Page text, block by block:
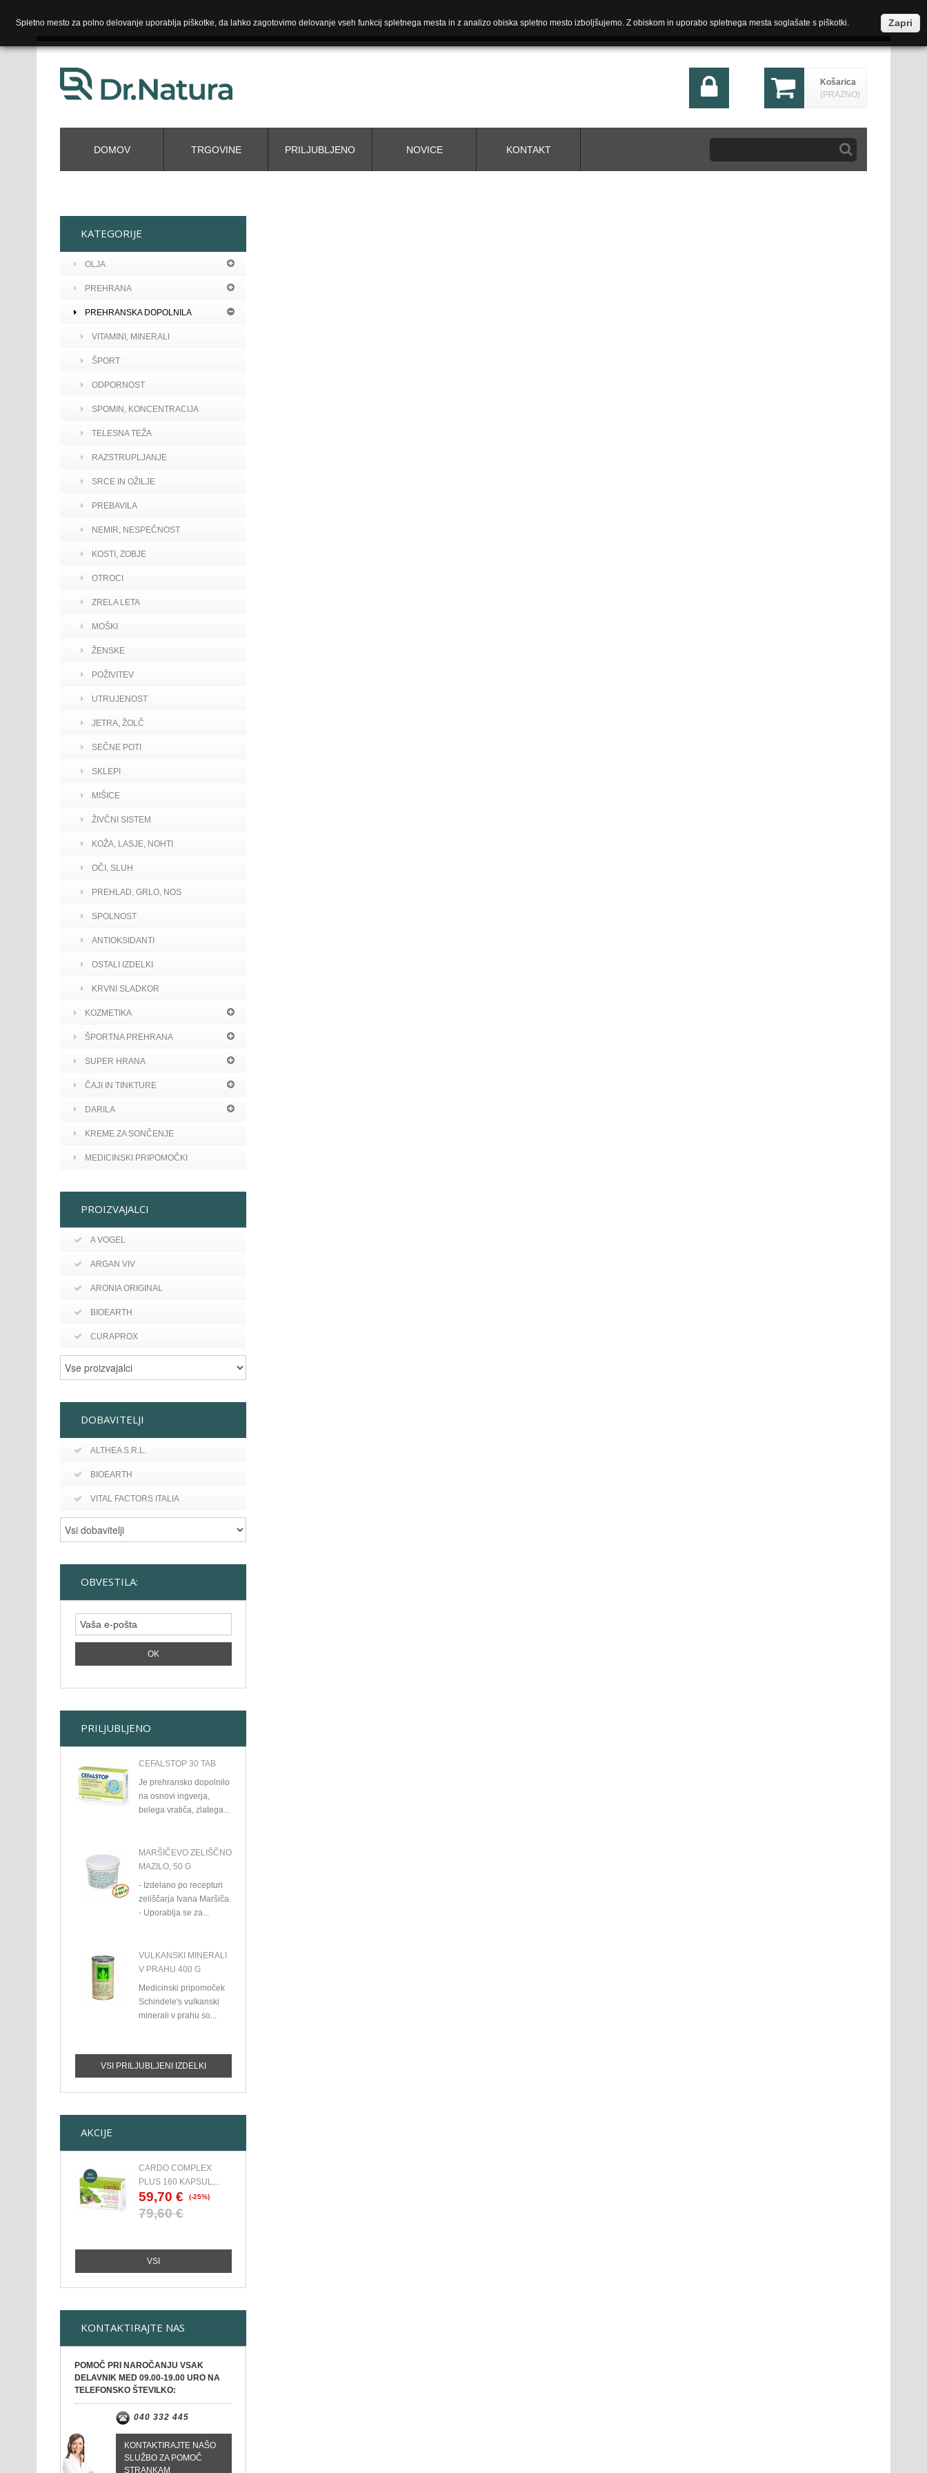
DOMOV TRGOVINE PRILJUBLJENO NOVICE KONTAKT
Košarica
(PRAZNO)
KATEGORIJE
OLJA
PREHRANA
PREHRANSKA DOPOLNILA
VITAMINI, MINERALI
ŠPORT
ODPORNOST
SPOMIN, KONCENTRACIJA
TELESNA TEŽA
RAZSTRUPLJANJE
SRCE IN OŽILJE
PREBAVILA
NEMIR, NESPEČNOST
KOSTI, ZOBJE
OTROCI
ZRELA LETA
MOŠKI
ŽENSKE
POŽIVITEV
UTRUJENOST
JETRA, ŽOLČ
SEČNE POTI
SKLEPI
MIŠICE
ŽIVČNI SISTEM
KOŽA, LASJE, NOHTI
OČI, SLUH
PREHLAD, GRLO, NOS
SPOLNOST
ANTIOKSIDANTI
OSTALI IZDELKI
KRVNI SLADKOR
KOZMETIKA
ŠPORTNA PREHRANA
SUPER HRANA
ČAJI IN TINKTURE
DARILA
KREME ZA SONČENJE
MEDICINSKI PRIPOMOČKI
PROIZVAJALCI
A VOGEL
ARGAN VIV
ARONIA ORIGINAL
BIOEARTH
CURAPROX
DOBAVITELJI
ALTHEA S.R.L.
BIOEARTH
VITAL FACTORS ITALIA
OBVESTILA:
PRILJUBLJENO
CEFALSTOP 30 TAB
Je prehransko dopolnilo
na osnovi ingverja,
belega vratiča, zlatega...
MARŠIČEVO ZELIŠČNO
MAZILO, 50 G
- Izdelano po recepturi
zeliščarja Ivana Maršiča.
- Uporablja se za...
VULKANSKI MINERALI
V PRAHU 400 G
Medicinski pripomoček
Schindele's vulkanski
minerali v prahu so...
VSI PRILJUBLJENI IZDELKI
AKCIJE
CARDO COMPLEX
PLUS 160 KAPSUL,...
59,70 € (-25%)
79,60 €
VSI
KONTAKTIRAJTE NAS
POMOČ PRI NAROČANJU VSAK
DELAVNIK MED 09.00-19.00 URO NA
TELEFONSKO ŠTEVILKO:
040 332 445
KONTAKTIRAJTE NAŠO
SLUŽBO ZA POMOČ
STRANKAM
Spletno mesto za polno delovanje uporablja piškotke, da lahko zagotovimo delovanje vseh funkcij spletnega mesta in z analizo obiska spletno mesto izboljšujemo. Z obiskom in uporabo spletnega mesta soglašate s piškotki. Zapri